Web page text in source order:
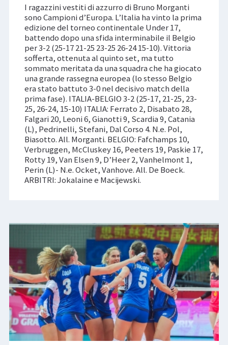
I ragazzini vestiti di azzurro di Bruno Morganti
sono Campioni d’Europa. L’Italia ha vinto la prima
edizione del torneo continentale Under 17,
battendo dopo una sfida interminabile il Belgio
per 3-2 (25-17 21-25 23-25 26-24 15-10). Vittoria
sofferta, ottenuta al quinto set, ma tutto
sommato meritata da una squadra che ha giocato
una grande rassegna europea (lo stesso Belgio
era stato battuto 3-0 nel decisivo match della
prima fase). ITALIA-BELGIO 3-2 (25-17, 21-25, 23-
25, 26-24, 15-10) ITALIA: Ferrato 2, Disabato 28,
Falgari 20, Leoni 6, Gianotti 9, Scardia 9, Catania
(L), Pedrinelli, Stefani, Dal Corso 4. N.e. Pol,
Biasotto. All. Morganti. BELGIO: Fafchamps 10,
Verbruggen, McCluskey 16, Peeters 19, Paskie 17,
Rotty 19, Van Elsen 9, D’Heer 2, Vanhelmont 1,
Perin (L)- N.e. Ocket, Vanhove. All. De Boeck.
ARBITRI: Jokalaine e Macijewski.